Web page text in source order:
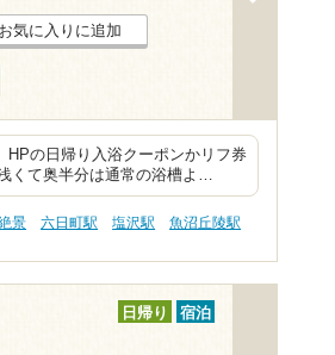
お気に入りに追加
の日帰り入浴クーポンかリフ券
くて奥半分は通常の浴槽よ…
景 六日町駅 塩沢駅
魚沼丘陵駅
日帰り 宿泊